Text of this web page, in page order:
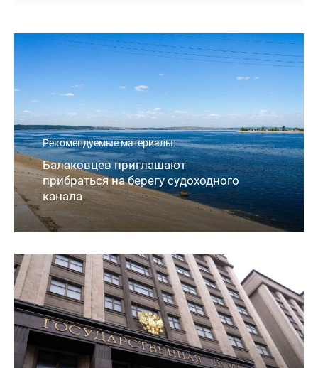
Рекомендуемые материалы:
Балаковцев приглашают
прибраться на берегу судоходного
канала